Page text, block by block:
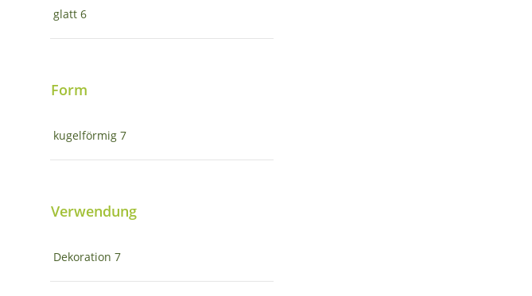
glatt 6
Form
kugelförmig 7
Verwendung
Dekoration 7